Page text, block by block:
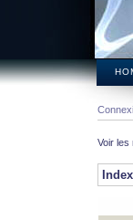
Voir